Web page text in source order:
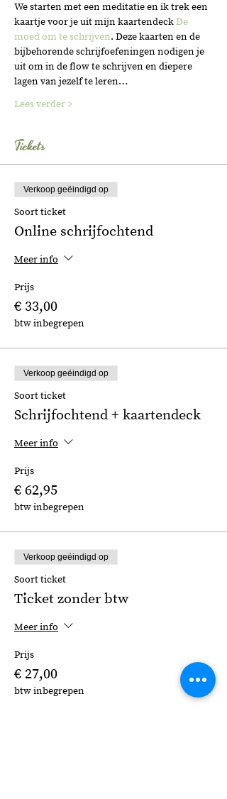
We starten met een meditatie en ik trek een
kaartje voor je uit mijn kaartendeck De
moed om te schrijven. Deze kaarten en de
bijbehorende schrijfoefeningen nodigen je
uit om in de flow te schrijven en diepere
lagen van jezelf te leren…
Lees verder >
Tickets
Verkoop geëindigd op
Soort ticket
Online schrijfochtend
Meer info
Prijs
€ 33,00
btw inbegrepen
Verkoop geëindigd op
Soort ticket
Schrijfochtend + kaartendeck
Meer info
Prijs
€ 62,95
btw inbegrepen
Verkoop geëindigd op
Soort ticket
Ticket zonder btw
Meer info
Prijs
€ 27,00
btw inbegrepen